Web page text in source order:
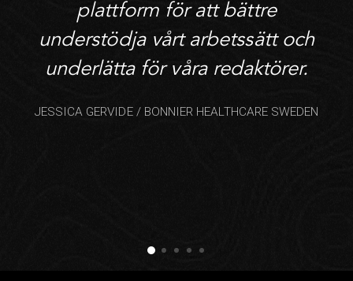
plattform för att bättre
understödja vårt arbetssätt och
underlätta för våra redaktörer.
JESSICA GERVIDE / BONNIER HEALTHCARE SWEDEN